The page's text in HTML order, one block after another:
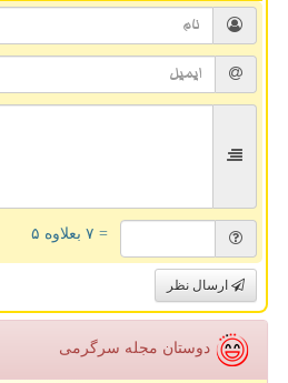
= ۷ بعلاوه ۵
ارسال نظر
دوستان مجله سرگرمی